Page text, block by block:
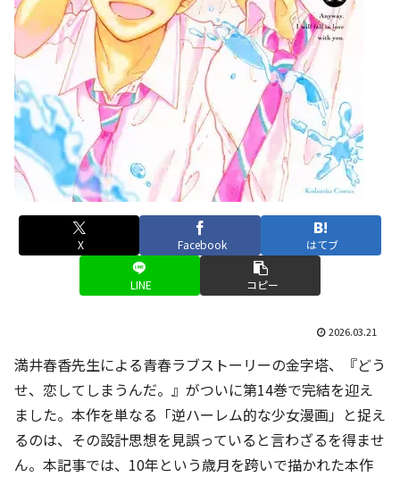
X Facebook はてブ
LINE コピー
2026.03.21
満井春香先生による青春ラブストーリーの金字塔、『どう
せ、恋してしまうんだ。』がついに第14巻で完結を迎え
ました。本作を単なる「逆ハーレム的な少女漫画」と捉え
るのは、その設計思想を見誤っていると言わざるを得ませ
ん。本記事では、10年という歳月を跨いで描かれた本作